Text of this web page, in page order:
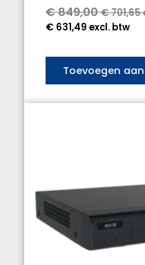
€849,00 €701,65
€ 631,49 excl. btw
Toevoegen